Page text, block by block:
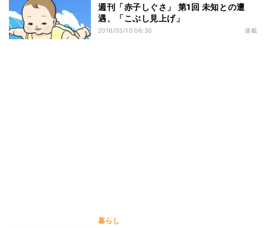
週刊「赤子しぐさ」 第1回 未知との遭
遇、「こぶし見上げ」
2016/03/10 06:30 連載
暮らし